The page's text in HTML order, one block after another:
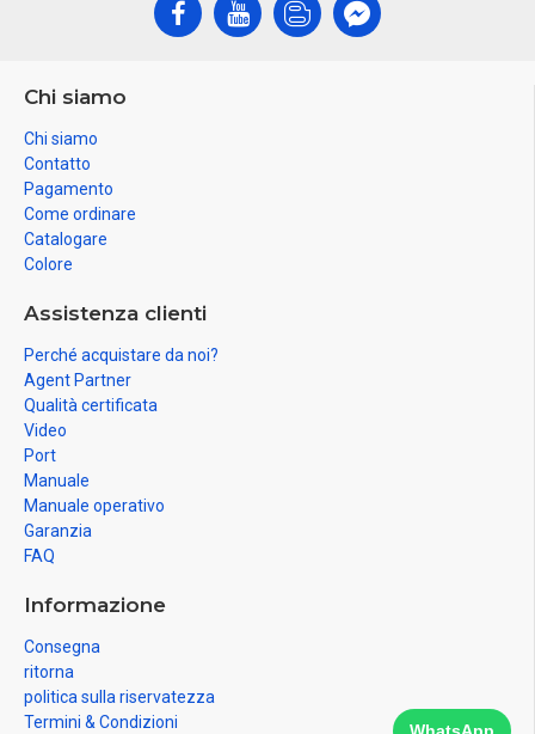
Chi siamo
Chi siamo
Contatto
Pagamento
Come ordinare
Catalogare
Colore
Assistenza clienti
Perché acquistare da noi?
Agent Partner
Qualità certificata
Video
Port
Manuale
Manuale operativo
Garanzia
FAQ
Informazione
Consegna
ritorna
politica sulla riservatezza
Termini & Condizioni